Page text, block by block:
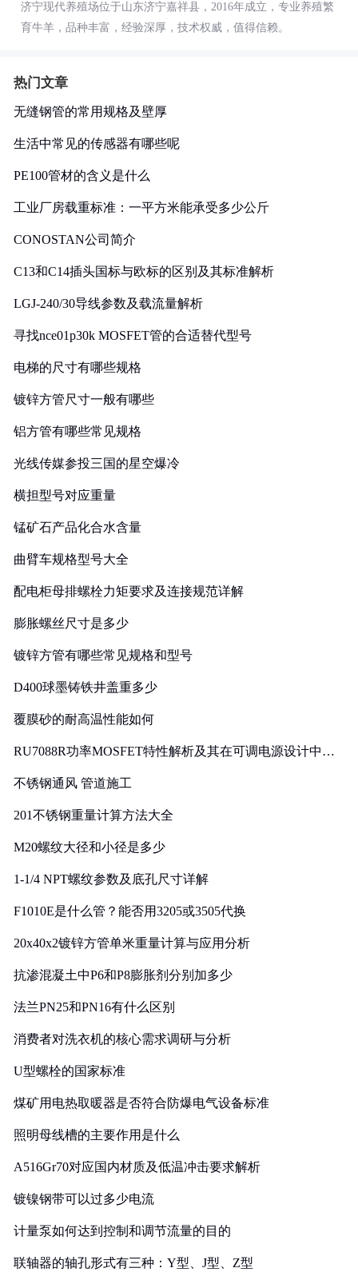
济宁现代养殖场位于山东济宁嘉祥县，2016年成立，专业养殖繁
育牛羊，品种丰富，经验深厚，技术权威，值得信赖。
热门文章
无缝钢管的常用规格及壁厚
生活中常见的传感器有哪些呢
PE100管材的含义是什么
工业厂房载重标准：一平方米能承受多少公斤
CONOSTAN公司简介
C13和C14插头国标与欧标的区别及其标准解析
LGJ-240/30导线参数及载流量解析
寻找nce01p30k MOSFET管的合适替代型号
电梯的尺寸有哪些规格
镀锌方管尺寸一般有哪些
铝方管有哪些常见规格
光线传媒参投三国的星空爆冷
横担型号对应重量
锰矿石产品化合水含量
曲臂车规格型号大全
配电柜母排螺栓力矩要求及连接规范详解
膨胀螺丝尺寸是多少
镀锌方管有哪些常见规格和型号
D400球墨铸铁井盖重多少
覆膜砂的耐高温性能如何
RU7088R功率MOSFET特性解析及其在可调电源设计中的
不锈钢通风 管道施工
201不锈钢重量计算方法大全
M20螺纹大径和小径是多少
1-1/4 NPT螺纹参数及底孔尺寸详解
F1010E是什么管？能否用3205或3505代换
20x40x2镀锌方管单米重量计算与应用分析
抗渗混凝土中P6和P8膨胀剂分别加多少
法兰PN25和PN16有什么区别
消费者对洗衣机的核心需求调研与分析
U型螺栓的国家标准
煤矿用电热取暖器是否符合防爆电气设备标准
照明母线槽的主要作用是什么
A516Gr70对应国内材质及低温冲击要求解析
镀镍钢带可以过多少电流
计量泵如何达到控制和调节流量的目的
联轴器的轴孔形式有三种：Y型、J型、Z型